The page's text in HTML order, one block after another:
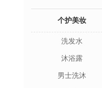
个护美妆
洗发水
沐浴露
男士洗沐